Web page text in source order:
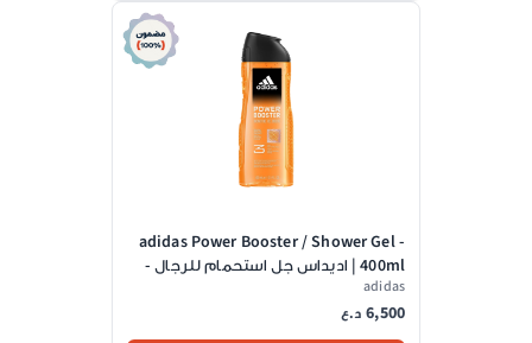
adidas Power Booster / Shower Gel -
400ml | اديداس جل استحمام للرجال -
400 مل
adidas
6,500 د.ع